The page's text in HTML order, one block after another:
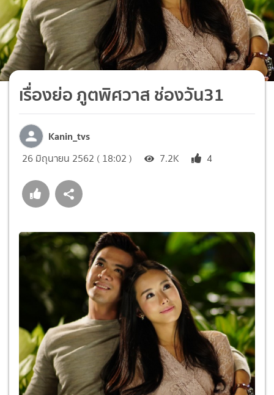
เรื่องย่อ ภูตพิศวาส ช่องวัน31
Kanin_tvs
26 มิถุนายน 2562 ( 18:02 ) 7.2K 4